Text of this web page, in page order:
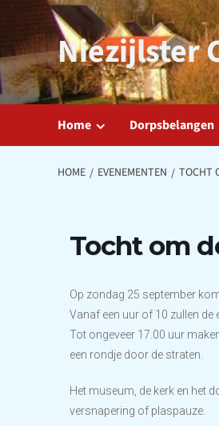
de
inhoud
Niezijlster
Home Dorpsbelangen
HOME EVENEMENTEN TOCHT
Tocht om
Op zondag 25 september
Vanaf een uur of 10 zullen de
Tot ongeveer 17.00 uur
een rondje door de straten.
Het museum, de kerk en het
versnapering of plaspauze.